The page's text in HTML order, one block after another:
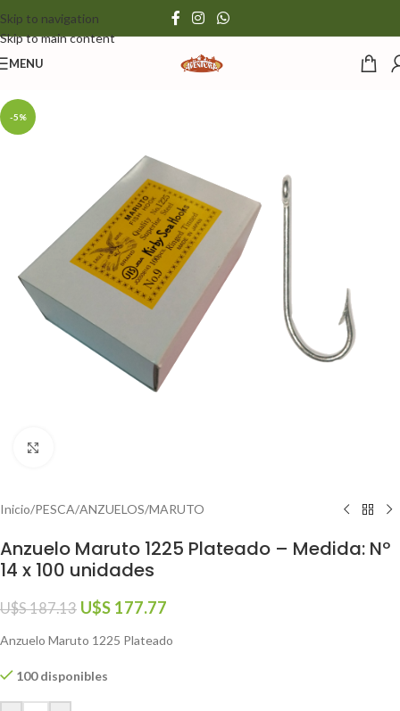
Skip to navigation
Skip to main content
MENU
-5%
Inicio/PESCA/ANZUELOS/MARUTO
Anzuelo Maruto 1225 Plateado – Medida: Nº
14 x 100 unidades
U$S187.13 U$S 177.77
Anzuelo Maruto 1225 Plateado
100 disponibles